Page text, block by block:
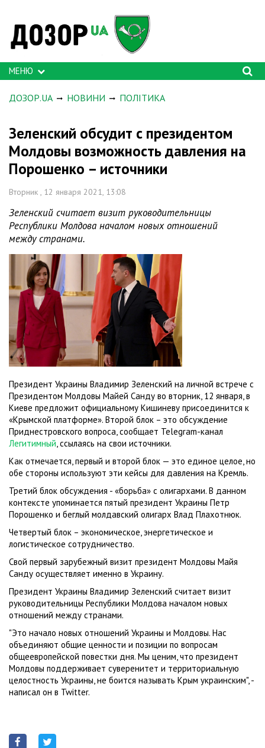
МЕНЮ
ДОЗОР.UA НОВИНИ ПОЛІТИКА
Зеленский обсудит с президентом
Молдовы возможность давления на
Порошенко – источники
Вторник , 12 января 2021, 13:08
Зеленский считает визит руководительницы
Республики Молдова началом новых отношений
между странами.
Президент Украины Владимир Зеленский на личной встрече с
Президентом Молдовы Майей Санду во вторник, 12 января, в
Киеве предложит официальному Кишиневу присоединится к
«Крымской платформе». Второй блок – это обсуждение
Приднестровского вопроса, сообщает Telegram-канал
Легитимный, ссылаясь на свои источники.
Как отмечается, первый и второй блок — это единое целое, но
обе стороны используют эти кейсы для давления на Кремль.
Третий блок обсуждения - «борьба» с олигархами. В данном
контексте упоминается пятый президент Украины Петр
Порошенко и беглый молдавский олигарх Влад Плахотнюк.
Четвертый блок – экономическое, энергетическое и
логистическое сотрудничество.
Свой первый зарубежный визит президент Молдовы Майя
Санду осуществляет именно в Украину.
Президент Украины Владимир Зеленский считает визит
руководительницы Республики Молдова началом новых
отношений между странами.
"Это начало новых отношений Украины и Молдовы. Нас
объединяют общие ценности и позиции по вопросам
общеевропейской повестки дня. Мы ценим, что президент
Молдовы поддерживает суверенитет и территориальную
целостность Украины, не боится называть Крым украинским", -
написал он в Twitter.